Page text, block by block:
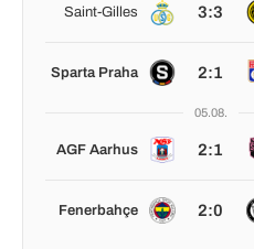
Saint-Gilles 3:3
Sparta Praha 2:1
05.08.
AGF Aarhus 2:1
Fenerbahçe 2:0